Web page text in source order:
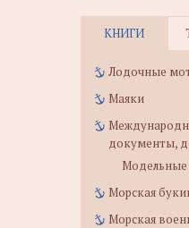
КНИГИ
Лодочные
Маяки
документы,
Модельные
Морская
Морская